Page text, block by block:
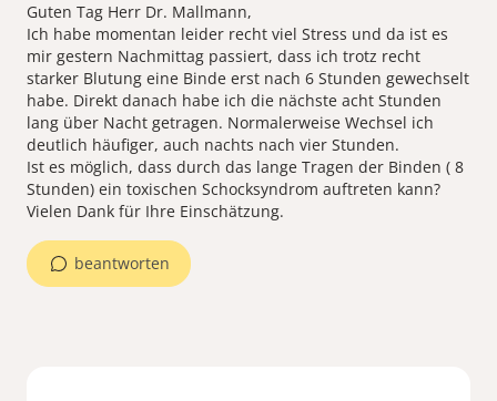
Guten Tag Herr Dr. Mallmann,
Ich habe momentan leider recht viel Stress und da ist es
mir gestern Nachmittag passiert, dass ich trotz recht
starker Blutung eine Binde erst nach 6 Stunden gewechselt
habe. Direkt danach habe ich die nächste acht Stunden
lang über Nacht getragen. Normalerweise Wechsel ich
deutlich häufiger, auch nachts nach vier Stunden.
Ist es möglich, dass durch das lange Tragen der Binden ( 8
Stunden) ein toxischen Schocksyndrom auftreten kann?
Vielen Dank für Ihre Einschätzung.
beantworten